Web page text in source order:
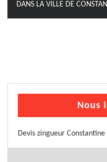
DANS LA VILLE DE
Nous
Devis zingueur Constantine